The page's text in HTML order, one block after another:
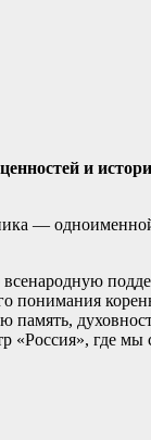
и
—
понимания
память,
где мы